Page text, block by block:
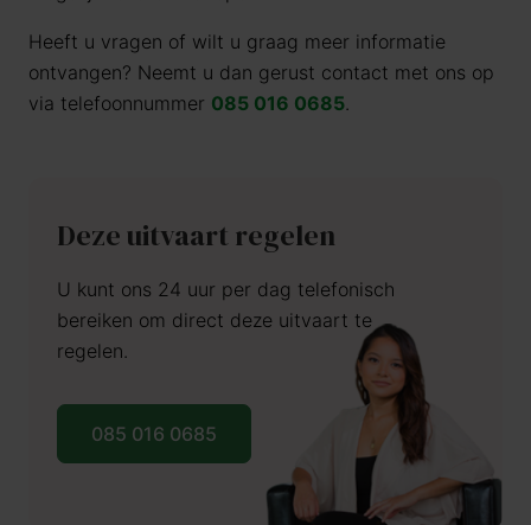
Heeft u vragen of wilt u graag meer informatie
ontvangen? Neemt u dan gerust contact met ons op
via telefoonnummer 085 016 0685.
Deze uitvaart regelen
U kunt ons 24 uur per dag telefonisch
bereiken om direct deze uitvaart te
regelen.
085 016 0685